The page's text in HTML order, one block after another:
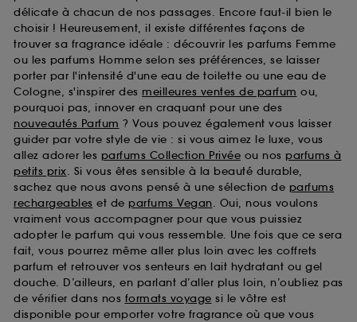
délicate à chacun de nos passages. Encore faut-il bien le
choisir ! Heureusement, il existe différentes façons de
trouver sa fragrance idéale : découvrir les parfums Femme
ou les parfums Homme selon ses préférences, se laisser
porter par l'intensité d'une eau de toilette ou une eau de
Cologne, s'inspirer des meilleures ventes de parfum ou,
pourquoi pas, innover en craquant pour une des
nouveautés Parfum ? Vous pouvez également vous laisser
guider par votre style de vie : si vous aimez le luxe, vous
allez adorer les parfums Collection Privée ou nos parfums à
petits prix. Si vous êtes sensible à la beauté durable,
sachez que nous avons pensé à une sélection de parfums
rechargeables et de parfums Vegan. Oui, nous voulons
vraiment vous accompagner pour que vous puissiez
adopter le parfum qui vous ressemble. Une fois que ce sera
fait, vous pourrez même aller plus loin avec les coffrets
parfum et retrouver vos senteurs en lait hydratant ou gel
douche. D’ailleurs, en parlant d’aller plus loin, n’oubliez pas
de vérifier dans nos formats voyage si le vôtre est
disponible pour emporter votre fragrance où que vous